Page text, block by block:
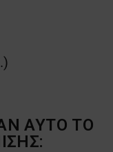
ΑΥΤΌ ΤΟ